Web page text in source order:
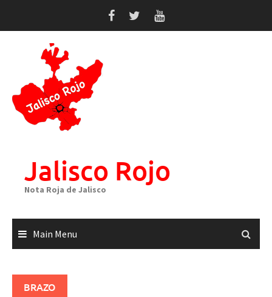
Jalisco Rojo
Nota Roja de Jalisco
Main Menu
BRAZO